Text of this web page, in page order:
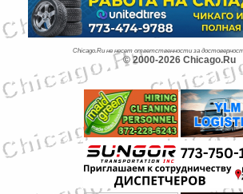
Chicago.Ru не несет ответственности за
© 2000-2026 Chicago.Ru